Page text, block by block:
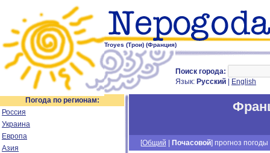
Troyes (Трои) (Франция)
Поиск города:
Язык: Русский English
Погода по регионам:
Россия
Украина
Европа
Азия
[Общий Почасовой] прогноз погоды